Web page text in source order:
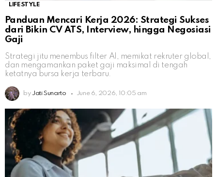
LIFESTYLE
Panduan Mencari Kerja 2026: Strategi Sukses
dari Bikin CV ATS, Interview, hingga Negosiasi
Gaji
Strategi jitu menembus filter AI, memikat rekruter global,
dan mengamankan paket gaji maksimal di tengah
ketatnya bursa kerja terbaru.
by Jati Sunarto June 6, 2026, 10:05 am